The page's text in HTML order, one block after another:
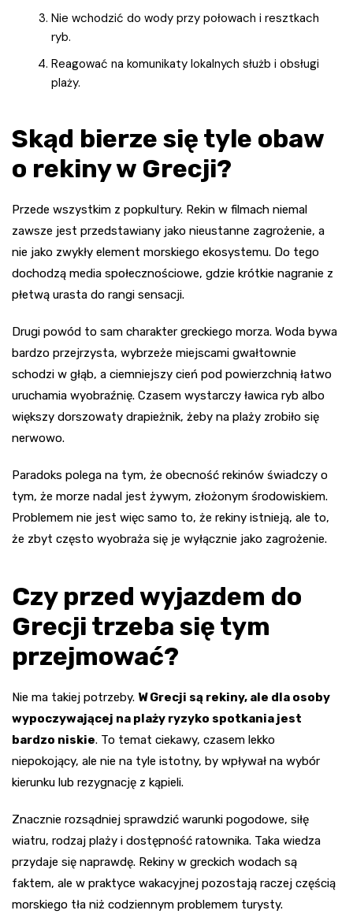
Nie wchodzić do wody przy połowach i resztkach
ryb.
Reagować na komunikaty lokalnych służb i obsługi
plaży.
Skąd bierze się tyle obaw
o rekiny w Grecji?
Przede wszystkim z popkultury. Rekin w filmach niemal
zawsze jest przedstawiany jako nieustanne zagrożenie, a
nie jako zwykły element morskiego ekosystemu. Do tego
dochodzą media społecznościowe, gdzie krótkie nagranie z
płetwą urasta do rangi sensacji.
Drugi powód to sam charakter greckiego morza. Woda bywa
bardzo przejrzysta, wybrzeże miejscami gwałtownie
schodzi w głąb, a ciemniejszy cień pod powierzchnią łatwo
uruchamia wyobraźnię. Czasem wystarczy ławica ryb albo
większy dorszowaty drapieżnik, żeby na plaży zrobiło się
nerwowo.
Paradoks polega na tym, że obecność rekinów świadczy o
tym, że morze nadal jest żywym, złożonym środowiskiem.
Problemem nie jest więc samo to, że rekiny istnieją, ale to,
że zbyt często wyobraża się je wyłącznie jako zagrożenie.
Czy przed wyjazdem do
Grecji trzeba się tym
przejmować?
Nie ma takiej potrzeby. W Grecji są rekiny, ale dla osoby
wypoczywającej na plaży ryzyko spotkania jest
bardzo niskie. To temat ciekawy, czasem lekko
niepokojący, ale nie na tyle istotny, by wpływał na wybór
kierunku lub rezygnację z kąpieli.
Znacznie rozsądniej sprawdzić warunki pogodowe, siłę
wiatru, rodzaj plaży i dostępność ratownika. Taka wiedza
przydaje się naprawdę. Rekiny w greckich wodach są
faktem, ale w praktyce wakacyjnej pozostają raczej częścią
morskiego tła niż codziennym problemem turysty.